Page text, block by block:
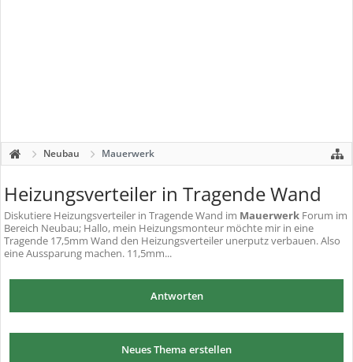
Neubau Mauerwerk
Heizungsverteiler in Tragende Wand
Diskutiere Heizungsverteiler in Tragende Wand im Mauerwerk Forum im
Bereich Neubau; Hallo, mein Heizungsmonteur möchte mir in eine
Tragende 17,5mm Wand den Heizungsverteiler unerputz verbauen. Also
eine Aussparung machen. 11,5mm...
Antworten
Neues Thema erstellen